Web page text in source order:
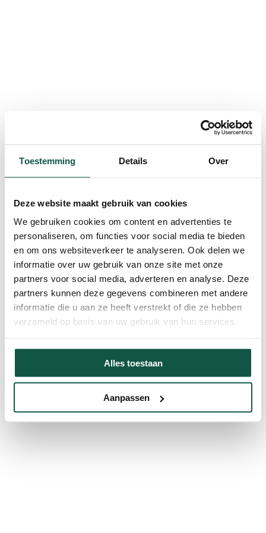
Toestemming Details Over
Deze website maakt gebruik van cookies
We gebruiken cookies om content en advertenties te
personaliseren, om functies voor social media te bieden
en om ons websiteverkeer te analyseren. Ook delen we
informatie over uw gebruik van onze site met onze
partners voor social media, adverteren en analyse. Deze
partners kunnen deze gegevens combineren met andere
informatie die u aan ze heeft verstrekt of die ze hebben
verzameld op basis van uw gebruik van hun services.
Alles toestaan
Aanpassen